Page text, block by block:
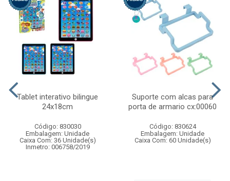
Tablet interativo bilingue
24x18cm
Código: 830030
Embalagem: Unidade
Caixa Com: 36 Unidade(s)
Inmetro: 006758/2019
Suporte com alcas para
porta de armario cx:00060
Código: 830624
Embalagem: Unidade
Caixa Com: 60 Unidade(s)